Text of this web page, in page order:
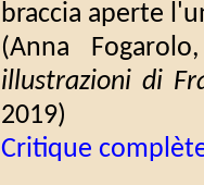
braccia aperte
(Anna
illustrazioni di
2019)
Critique